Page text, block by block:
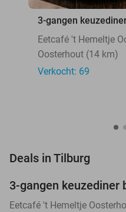
3-gangen
Eetcafé 't Hemeltje
Oosterhout (14 km)
Verkocht: 69
Deals in Tilburg
NEW
TODAY
3-gangen keuzediner
Eetcafé 't Hemeltje